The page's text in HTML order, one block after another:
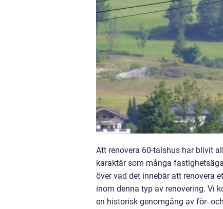
Att renovera 60-talshus har blivit
karaktär som många
över vad det innebär att renovera
inom denna typ av renovering. Vi
en historisk genomgång av för-